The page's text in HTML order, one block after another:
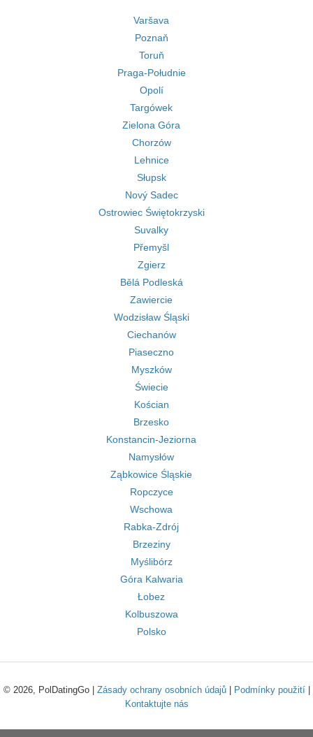
Varšava
Poznaň
Toruň
Praga-Południe
Opolí
Targówek
Zielona Góra
Chorzów
Lehnice
Słupsk
Nový Sadec
Ostrowiec Świętokrzyski
Suvalky
Přemyšl
Zgierz
Bělá Podleská
Zawiercie
Wodzisław Śląski
Ciechanów
Piaseczno
Myszków
Świecie
Kościan
Brzesko
Konstancin-Jeziorna
Namysłów
Ząbkowice Śląskie
Ropczyce
Wschowa
Rabka-Zdrój
Brzeziny
Myślibórz
Góra Kalwaria
Łobez
Kolbuszowa
Polsko
© 2026, PolDatingGo | Zásady ochrany osobních údajů| Podmínky použití|
Kontaktujte nás